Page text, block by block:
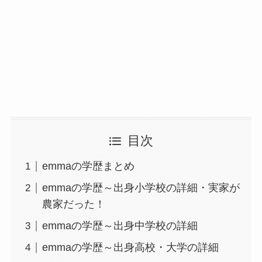
目次
emmaの学歴まとめ
emmaの学歴～出身小学校の詳細・実家が
農家だった！
emmaの学歴～出身中学校の詳細
emmaの学歴～出身高校・大学の詳細